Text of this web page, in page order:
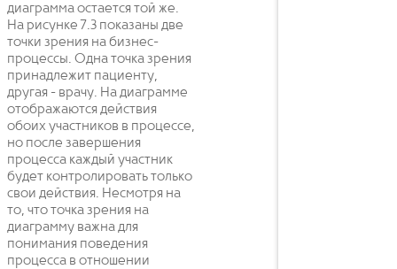
диаграмма остается той же.
На рисунке 7.3 показаны две
точки зрения на бизнес-
процессы. Одна точка зрения
принадлежит пациенту,
другая - врачу. На диаграмме
отображаются действия
обоих участников в процессе,
но после завершения
процесса каждый участник
будет контролировать только
свои действия. Несмотря на
то, что точка зрения на
диаграмму важна для
понимания поведения
процесса в отношении